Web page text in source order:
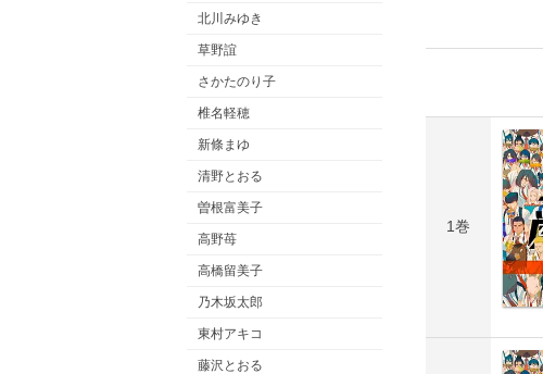
北川みゆき
草野誼
さかたのり子
椎名軽穂
新條まゆ
清野とおる
曽根富美子
高野苺
高橋留美子
乃木坂太郎
東村アキコ
藤沢とおる
1巻